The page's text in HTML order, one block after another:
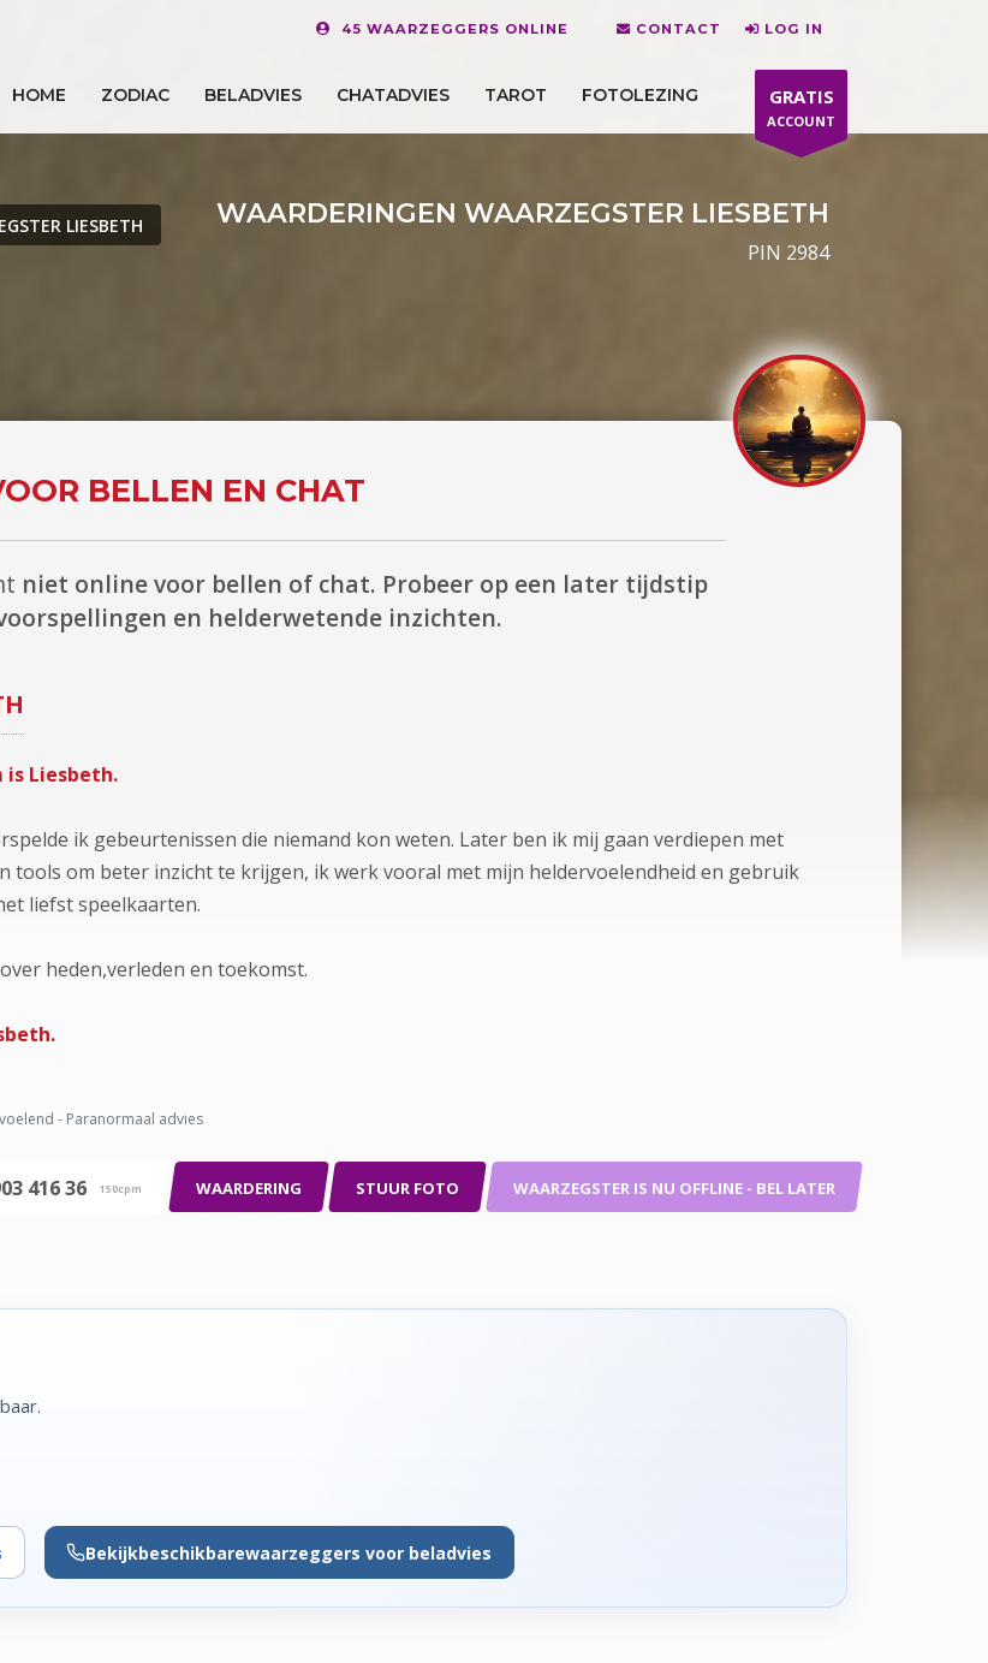
45 WAARZEGGERS ONLINE CONTACT LOG IN
HOME ZODIAC BELADVIES CHATADVIES TAROT FOTOLEZING GRATIS
ACCOUNT
LIESBETH WAARDERINGEN WAARZEGSTER LIESBETH
PIN 2984
BELLEN EN CHAT
niet online voor bellen of chat. Probeer op een later tijdstip
en helderwetende inzichten.
Liesbeth.
ik gebeurtenissen die niemand kon weten. Later ben ik mij gaan verdiepen met
tools om beter inzicht te krijgen, ik werk vooral met mijn heldervoelendheid en gebruik
liefst speelkaarten.
heden,verleden en toekomst.
- Paranormaal advies
416 36 150cpm WAARDERING STUUR FOTO WAARZEGSTER IS NU OFFLINE - BEL LATER
Bekijkbeschikbarewaarzeggers voor beladvies